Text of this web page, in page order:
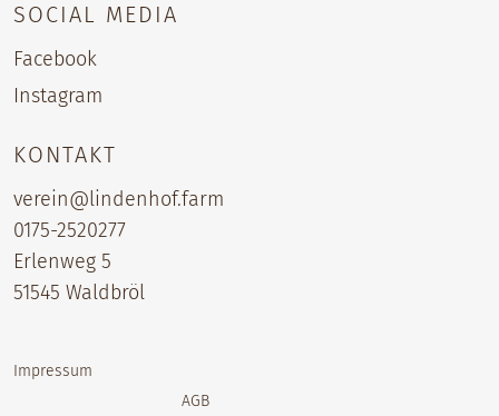
KONTAKT
verein@lindenhof.farm
0175-2520277‬
Erlenweg 5
51545 Waldbröl
SOCIAL MEDIA
Instagram
Facebook
Impressum
AGB